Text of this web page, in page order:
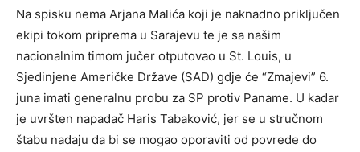
Na spisku nema Arjana Malića koji je naknadno priključen
ekipi tokom priprema u Sarajevu te je sa našim
nacionalnim timom jučer otputovao u St. Louis, u
Sjedinjene Američke Države (SAD) gdje će “Zmajevi” 6.
juna imati generalnu probu za SP protiv Paname. U kadar
je uvršten napadač Haris Tabaković, jer se u stručnom
štabu nadaju da bi se mogao oporaviti od povrede do